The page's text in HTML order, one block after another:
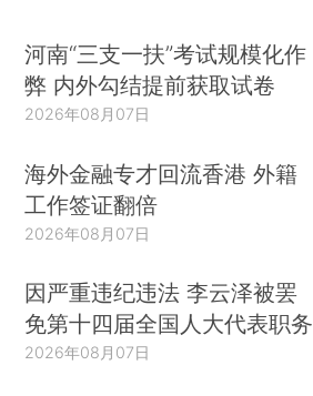
河南“三支一扶”考试规模化作
弊 内外勾结提前获取试卷
2026年08月07日
海外金融专才回流香港 外籍
工作签证翻倍
2026年08月07日
因严重违纪违法 李云泽被罢
免第十四届全国人大代表职务
2026年08月07日